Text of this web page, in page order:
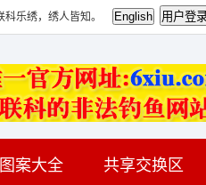
科乐绣，绣人皆知。
图案大全 共享交换区